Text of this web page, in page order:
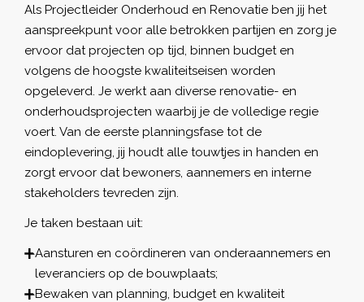
Als Projectleider Onderhoud en Renovatie ben jij het
aanspreekpunt voor alle betrokken partijen en zorg je
ervoor dat projecten op tijd, binnen budget en
volgens de hoogste kwaliteitseisen worden
opgeleverd. Je werkt aan diverse renovatie- en
onderhoudsprojecten waarbij je de volledige regie
voert. Van de eerste planningsfase tot de
eindoplevering, jij houdt alle touwtjes in handen en
zorgt ervoor dat bewoners, aannemers en interne
stakeholders tevreden zijn.
Je taken bestaan uit:
Aansturen en coördineren van onderaannemers en
leveranciers op de bouwplaats;
Bewaken van planning, budget en kwaliteit